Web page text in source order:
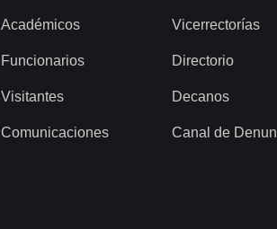
Académicos
Funcionarios
Visitantes
Comunicaciones
Vicerrectorías
Directorio
Decanos
Canal de